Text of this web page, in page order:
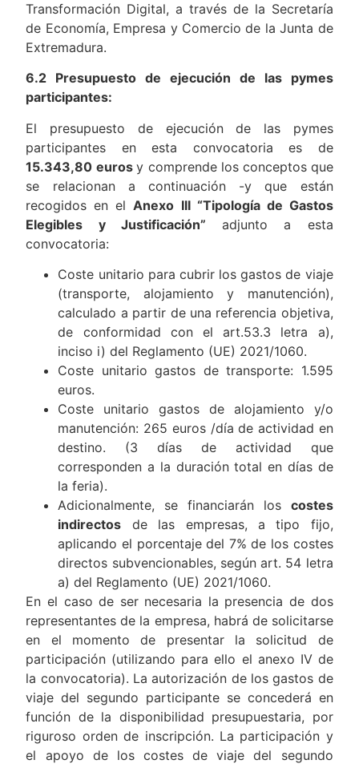
Transformación Digital, a través de la Secretaría
de Economía, Empresa y Comercio de la Junta de
Extremadura.
6.2 Presupuesto de ejecución de las pymes
participantes:
El presupuesto de ejecución de las pymes
participantes en esta convocatoria es de
15.343,80 eurosy comprende los conceptos que
se relacionan a continuación -y que están
recogidos en elAnexo III “Tipología de Gastos
Elegibles y Justificación” adjunto a esta
convocatoria:
Coste unitario para cubrir los gastos de viaje
(transporte, alojamiento y manutención),
calculado a partir de una referencia objetiva,
de conformidad con el art.53.3 letra a),
inciso i) del Reglamento (UE) 2021/1060.
Coste unitario gastos de transporte: 1.595
euros.
Coste unitario gastos de alojamiento y/o
manutención: 265 euros /día de actividad en
destino. (3 días de actividad que
corresponden a la duración total en días de
la feria).
Adicionalmente, se financiarán los costes
indirectos de las empresas, a tipo fijo,
aplicando el porcentaje del 7% de los costes
directos subvencionables, según art. 54 letra
a) del Reglamento (UE) 2021/1060.
En el caso de ser necesaria la presencia de dos
representantes de la empresa, habrá de solicitarse
en el momento de presentar la solicitud de
participación (utilizando para ello el anexo IV de
la convocatoria). La autorización de los gastos de
viaje del segundo participante se concederá en
función de la disponibilidad presupuestaria, por
riguroso orden de inscripción. La participación y
el apoyo de los costes de viaje del segundo